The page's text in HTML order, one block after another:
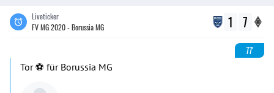
Liveticker
FV MG 2020 - Borussia MG
1 7
77'
Tor ⚽️ für Borussia MG